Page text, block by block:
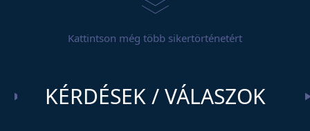
Kattintson még több sikertörténetért
KÉRDÉSEK / VÁLASZOK